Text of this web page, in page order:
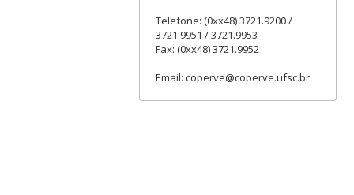
Telefone: (0xx48) 3721.9200 /
3721.9951 / 3721.9953
Fax: (0xx48) 3721.9952
Email: coperve@coperve.ufsc.br